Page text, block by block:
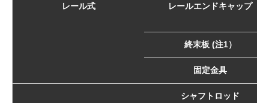
レール式 レールエンドキャップ
終末板 (注1）
固定金具
シャフトロッド